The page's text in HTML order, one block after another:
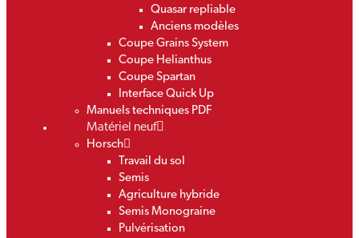
Quasar repliable
Anciens modèles
Coupe Grains System
Coupe Helianthus
Coupe Spartan
Interface Quick Up
Manuels techniques PDF
Matériel neuf
Horsch
Travail du sol
Semis
Agriculture hybride
Semis Monograine
Pulvérisation